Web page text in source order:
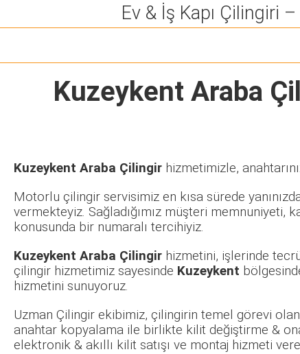
Ev & İş Kapı Çilingiri
Kuzeykent Araba
Kuzeykent Araba Çilingir hizmetimizle,
Motorlu çilingir servisimiz en kısa sürede
vermekteyiz. Sağladığımız müşteri memnuniyeti,
konusunda bir numaralı tercihiyiz.
Kuzeykent Araba Çilingir hizmetini, işlerinde
çilingir hizmetimiz sayesinde Kuzeykent
hizmetini sunuyoruz.
Uzman Çilingir ekibimiz, çilingirin temel görevi
anahtar kopyalama ile birlikte kilit değiştirme &
elektronik & akıllı kilit satışı ve montaj hizmeti